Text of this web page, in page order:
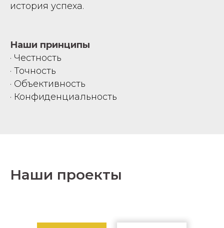
история успеха.
Наши принципы
· Честность
· Точность
· Объективность
· Конфиденциальность
Наши проекты